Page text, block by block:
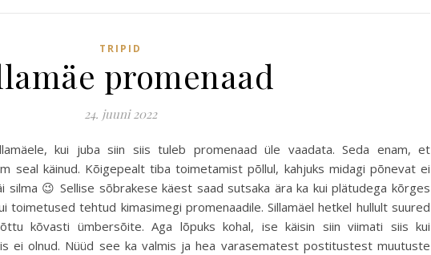
TRIPID
promenaad
24. juuni 2022
kui juba siin siis tuleb promenaad üle vaadata. Seda enam, et
seal käinud. Kõigepealt tiba toimetamist põllul, kahjuks midagi põnevat ei
silma 😉 Sellise sõbrakese käest saad sutsaka ära ka kui plätudega kõrges
tehtud kimasimegi promenaadile. Sillamäel hetkel hullult suured
kõvasti ümbersõite. Aga lõpuks kohal, ise käisin siin viimati siis kui
ei olnud. Nüüd see ka valmis ja hea varasematest postitustest muutuste